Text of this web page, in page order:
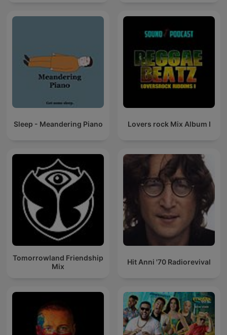
Sleep - Meandering Piano Lovers rock Mix Album I
Tomorrowland Friendship
Mix
Hit Anni '70 Radiorevival